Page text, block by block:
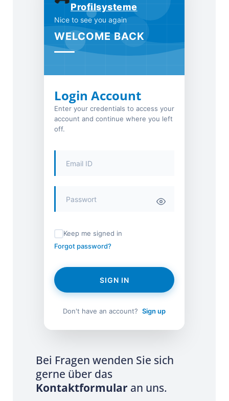
Profilsysteme
Nice to see you again
WELCOME BACK
Login Account
Enter your credentials to access your
account and continue where you left
off.
Keep me signed in
Forgot password?
SIGN IN
Don't have an account? Sign up
Bei Fragen wenden Sie sich
gerne über das
Kontaktformular an uns.